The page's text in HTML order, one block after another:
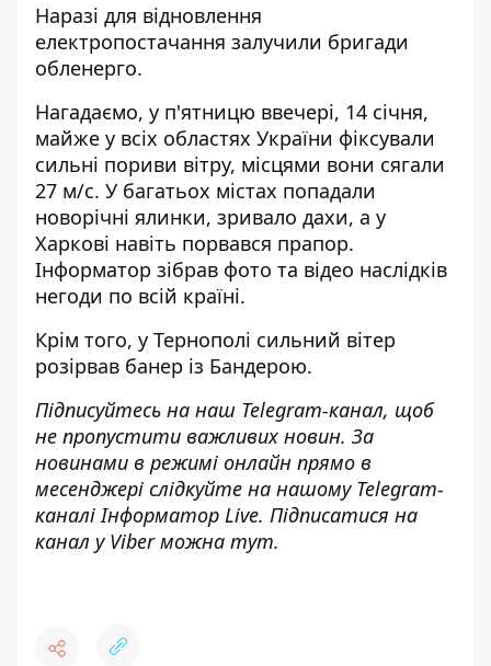
Наразі для відновлення
електропостачання залучили бригади
обленерго.
Нагадаємо, у п'ятницю ввечері, 14 січня,
майже у всіх областях України фіксували
сильні пориви вітру, місцями вони сягали
27 м/с. У багатьох містах попадали
новорічні ялинки, зривало дахи, а у
Харкові навіть порвався прапор.
Інформатор зібрав фото та відео наслідків
негоди по всій країні.
Крім того, у Тернополі сильний вітер
розірвав банер із Бандерою.
Підписуйтесь на наш Telegram-канал, щоб
не пропустити важливих новин. За
новинами в режимі онлайн прямо в
месенджері слідкуйте на нашому Telegram-
каналі Інформатор Live. Підписатися на
канал у Viber можна тут.